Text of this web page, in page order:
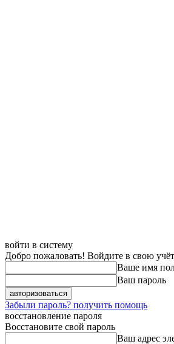
войти в систему
Добро пожаловать! Войдите в свою
Ваше имя
Ваш пароль
Забыли пароль? получить помощь
восстановление пароля
Восстановите свой пароль
Ваш адрес